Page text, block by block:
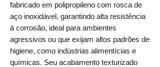
fabricado em polipropileno com rosca de
aço inoxidável, garantindo alta resistência
à corrosão, ideal para ambientes
agressivos ou que exijam altos padrões de
higiene, como indústrias alimentícias e
químicas. Seu acabamento texturizado